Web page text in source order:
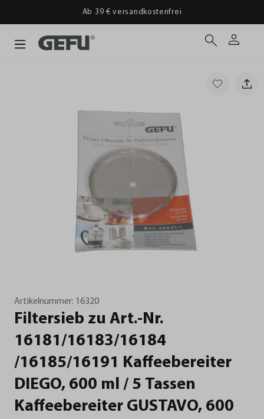
Ab 39 € versandkostenfrei
Artikelnummer: 16320
Filtersieb zu Art.-Nr.
16181/16183/16184
/16185/16191
Kaffeebereiter
DIEGO, 600 ml / 5 Tassen
Kaffeebereiter GUSTAVO, 600